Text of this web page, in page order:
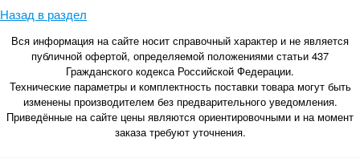
Назад в раздел
Вся информация на сайте носит справочный характер и не является
публичной офертой, определяемой положениями статьи 437
Гражданского кодекса Российской Федерации.
Технические параметры и комплектность поставки товара могут быть
изменены производителем без предварительного уведомления.
Приведённые на сайте цены являются ориентировочными и на момент
заказа требуют уточнения.